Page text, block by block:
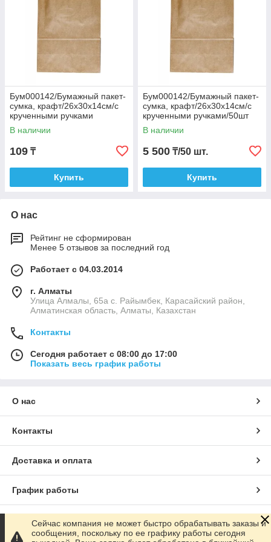
к повреждениям. Хорошо подойдет под упаковку пищевых
продуктов — отличная воздухопроницаемость позволяет
продукции, упакованной в крафт, «дышать».
Бумажные пакеты защищают, дополняют и украшают товар,
Бум000142/Бумажный пакет-
сумка, крафт/26х30х14см/с
крученными ручками
В наличии
109 ₸
Купить
Бум000142/Бумажный пакет-
сумка, крафт/26х30х14см/с
крученными ручками/50шт
В наличии
5 500 ₸/50 шт.
Купить
О нас
Рейтинг не сформирован
Менее 5 отзывов за последний год
Работает с 04.03.2014
г. Алматы
Улица Алмалы, 65а ​с. Райымбек, Карасайский район,
Алматинская область, Алматы, Казахстан
Контакты
Сегодня работает с 08:00 до 17:00
Показать весь график работы
О нас
Контакты
Доставка и оплата
График работы
Полная версия сайта
Сейчас компания не может быстро обрабатывать заказы и
сообщения, поскольку по ее графику работы сегодня